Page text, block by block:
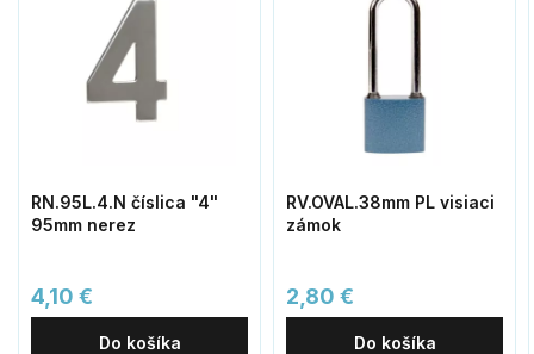
RN.95L.4.N číslica "4"
95mm nerez
4,10 €
Do košíka
RV.OVAL.38mm PL visiaci
zámok
2,80 €
Do košíka